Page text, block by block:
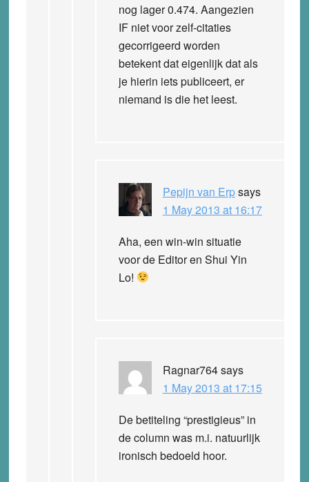
nog lager 0.474. Aangezien
IF niet voor zelf-citaties
gecorrigeerd worden
betekent dat eigenlijk dat als
je hierin iets publiceert, er
niemand is die het leest.
Pepijn van Erpsays
1 May 2013 at 16:17
Aha, een win-win situatie
voor de Editor en Shui Yin
Lo!
Ragnar764says
1 May 2013 at 17:15
De betiteling “prestigieus” in
de column was m.i. natuurlijk
ironisch bedoeld hoor.